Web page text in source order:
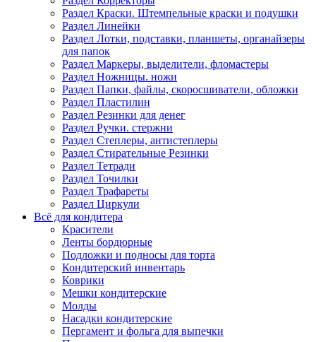
Раздел Краски. Штемпельные краски и подушки
Раздел Линейки
Раздел Лотки, подставки, планшеты, органайзеры
для папок
Раздел Маркеры, выделители, фломастеры
Раздел Ножницы. ножи
Раздел Папки, файлы, скоросшиватели, обложки
Раздел Пластилин
Раздел Резинки для денег
Раздел Ручки. стержни
Раздел Степлеры, антистеплеры
Раздел Стирательные Резинки
Раздел Тетради
Раздел Точилки
Раздел Трафареты
Раздел Циркули
Всё для кондитера
Красители
Ленты бордюрные
Подложки и подносы для торта
Кондитерский инвентарь
Коврики
Мешки кондитерские
Молды
Насадки кондитерские
Пергамент и фольга для выпечки